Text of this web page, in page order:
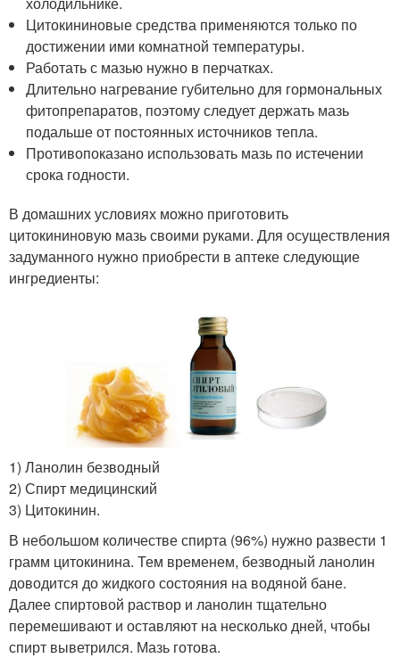
Цитокининовые средства применяются только по
достижении ими комнатной температуры.
Работать с мазью нужно в перчатках.
Длительно нагревание губительно для гормональных
фитопрепаратов, поэтому следует держать мазь
подальше от постоянных источников тепла.
Противопоказано использовать мазь по истечении
срока годности.
В домашних условиях можно приготовить
цитокининовую мазь своими руками. Для осуществления
задуманного нужно приобрести в аптеке следующие
ингредиенты:
1) Ланолин безводный
2) Спирт медицинский
3) Цитокинин.
В небольшом количестве спирта (96%) нужно развести 1
грамм цитокинина. Тем временем, безводный ланолин
доводится до жидкого состояния на водяной бане.
Далее спиртовой раствор и ланолин тщательно
перемешивают и оставляют на несколько дней, чтобы
спирт выветрился. Мазь готова.